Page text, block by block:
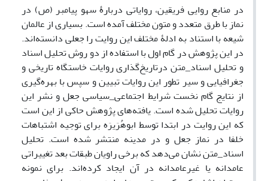
در منابع روایی فریقین، روایاتی دربارۀ سهو پیامبر (ص) در
نماز با طرق متعدد و متون مختلف آمده است. بسیاری از عالمان
شیعه با استناد به ادلۀ ‌مختلف این روایت را جعلی دانسته‌اند.
در این پژوهش در گام اول با استفاده از دو روش تحلیل اسناد
و تحلیل اسناد_متن درتاریخ‌گذاری روایات خاستگاه تاریخی و
جغرافیایی و سیر تطور این روایات تبیین و سپس با بهره‌گیری
از نتایج گام نخست شرایط اجتماعی_سیاسی جعل و نشر این
روایات تحلیل شده است. یافته‌های پژوهش حاکی از این است
که این روایت در ابتدا توسط ابوهُرَیرَه برای توجیه اشتباهات
خلفا در نماز جعل و در مدینه منتشر شده است. تحلیل
اسناد_متن نشان می‌دهد که برخی راویان طبقات بعد تغییراتی
عامدانه یا غیرعامدانه در آن ایجاد کرده‌اند. برای نمونه